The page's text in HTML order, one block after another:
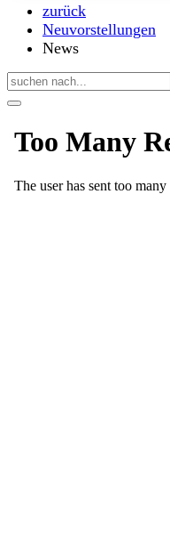
zurück
Neuvorstellungen
News